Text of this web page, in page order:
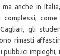
ma anche in
gli
rimasti
pubblici